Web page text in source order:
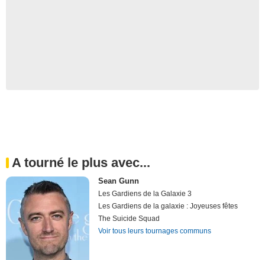
A tourné le plus avec...
Sean Gunn
Les Gardiens de la Galaxie 3
Les Gardiens de la galaxie : Joyeuses fêtes
The Suicide Squad
Voir tous leurs tournages communs